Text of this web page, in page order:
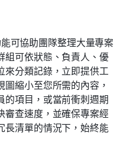
可協助團隊整理大量專案
組可依狀態、負責人、優
來分類記錄，立即提供工
縮小至您所需的內容，
的項目，或當前衝刺週期
審查速度，並確保專案經
長清單的情況下，始終能